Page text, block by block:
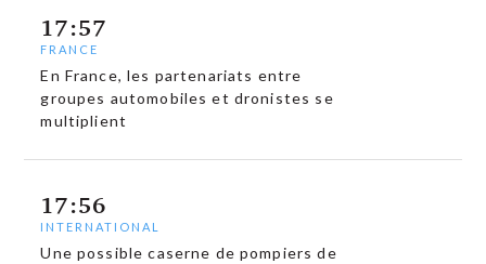
17:57
FRANCE
En France, les partenariats entre
groupes automobiles et dronistes se
multiplient
17:56
INTERNATIONAL
Une possible caserne de pompiers de